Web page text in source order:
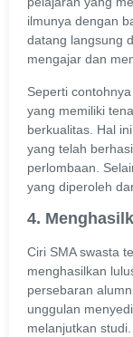
ilmunya dengan
datang langsung
mengajar dan
Seperti
yang memiliki
berkualitas. Hal
yang telah
perlombaan.
yang diperoleh
4.
Ciri SMA swasta
menghasilkan
persebaran
unggulan
melanjutkan studi.